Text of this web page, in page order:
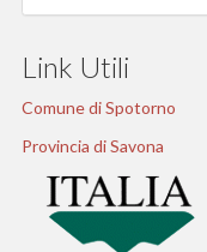
Link Utili
Comune di Spotorno
Provincia di Savona